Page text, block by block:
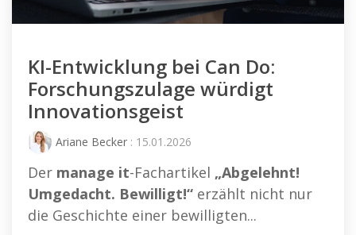
KI-Entwicklung bei Can Do:
Forschungszulage würdigt
Innovationsgeist
Ariane Becker : 15.01.2026
Der manage it-Fachartikel „Abgelehnt!
Umgedacht. Bewilligt!“ erzählt nicht nur
die Geschichte einer bewilligten...